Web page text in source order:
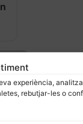
experiència,
rebutjar-les o